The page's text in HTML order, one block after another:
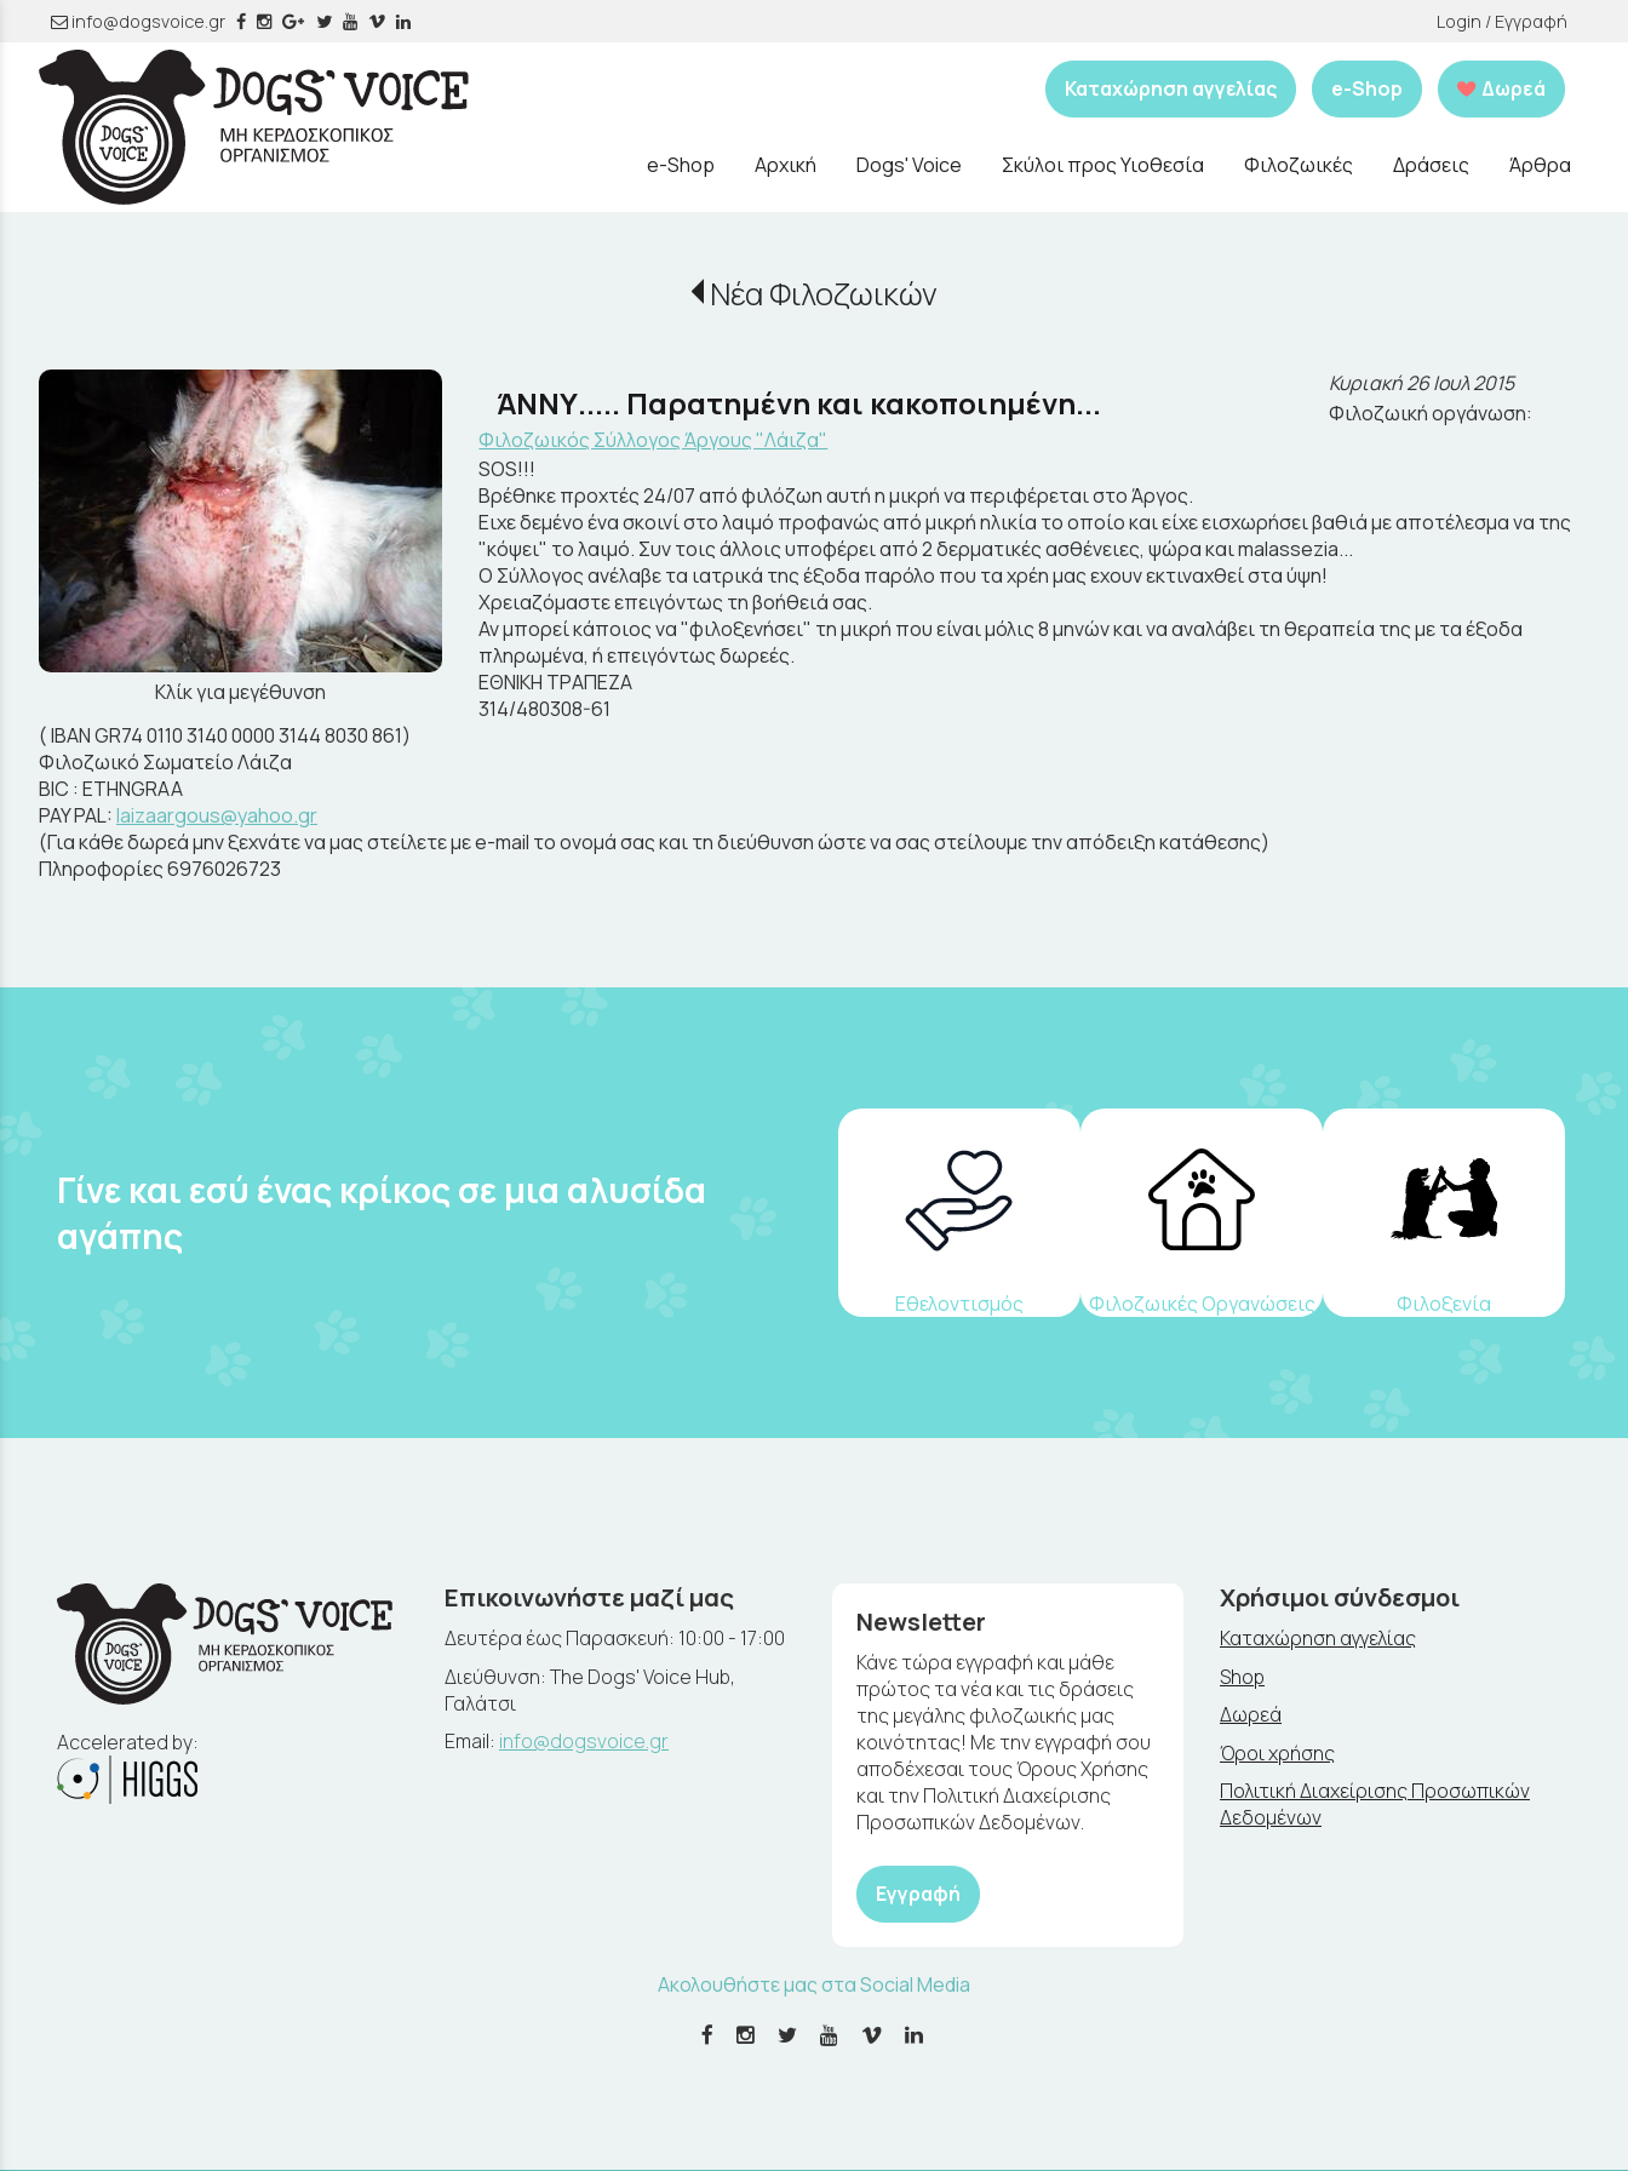
info@dogsvoice.gr Login / Εγγραφή
Καταχώρηση αγγελίας e-Shop Δωρεά
e-Shop Αρχική Dogs' Voice Σκύλοι προς Υιοθεσία Φιλοζωικές Δράσεις Άρθρα
Νέα Φιλοζωικών
Κλίκ για μεγέθυνση
ΆΝΝΥ..... Παρατημένη και κακοποιημένη...
Κυριακή 26 Ιουλ 2015
Φιλοζωική οργάνωση:
Φιλοζωικός Σύλλογος Άργους "Λάιζα"
SOS!!!
Βρέθηκε προχτές 24/07 από φιλόζωη αυτή η μικρή να περιφέρεται στο Άργος.
Ειχε δεμένο ένα σκοινί στο λαιμό προφανώς από μικρή ηλικία το οποίο και είχε εισχωρήσει βαθιά με αποτέλεσμα να της
"κόψει" το λαιμό. Συν τοις άλλοις υποφέρει από 2 δερματικές ασθένειες, ψώρα και malassezia...
Ο Σύλλογος ανέλαβε τα ιατρικά της έξοδα παρόλο που τα χρέη μας εχουν εκτιναχθεί στα ύψη!
Χρειαζόμαστε επειγόντως τη βοήθειά σας.
Αν μπορεί κάποιος να "φιλοξενήσει" τη μικρή που είναι μόλις 8 μηνών και να αναλάβει τη θεραπεία της με τα έξοδα
πληρωμένα, ή επειγόντως δωρεές.
ΕΘΝΙΚΗ ΤΡΑΠΕΖΑ
314/480308-61
( ΙΒΑΝ GR74 0110 3140 0000 3144 8030 861)
Φιλοζωικό Σωματείο Λάιζα
BIC : ETHNGRAA
PAY PAL:laizaargous@yahoo.gr
(Για κάθε δωρεά μην ξεχνάτε να μας στείλετε με e-mail το ονομά σας και τη διεύθυνση ώστε να σας στείλουμε την απόδειξη κατάθεσης)
Πληροφορίες 6976026723
Γίνε και εσύ ένας κρίκος σε μια αλυσίδα
αγάπης
Εθελοντισμός Φιλοζωικές Οργανώσεις Φιλοξενία
Accelerated by:
Επικοινωνήστε μαζί μας
Δευτέρα έως Παρασκευή: 10:00 - 17:00
Διεύθυνση: The Dogs' Voice Hub,
Γαλάτσι
Email: info@dogsvoice.gr
Newsletter
Κάνε τώρα εγγραφή και μάθε
πρώτος τα νέα και τις δράσεις
της μεγάλης φιλοζωικής μας
κοινότητας! Με την εγγραφή σου
αποδέχεσαι τους Όρους Χρήσης
και την Πολιτική Διαχείρισης
Προσωπικών Δεδομένων.
Εγγραφή
Χρήσιμοι σύνδεσμοι
Καταχώρηση αγγελίας
Shop
Δωρεά
Όροι χρήσης
Πολιτική Διαχείρισης Προσωπικών
Δεδομένων
Ακολουθήστε μας στα Social Media